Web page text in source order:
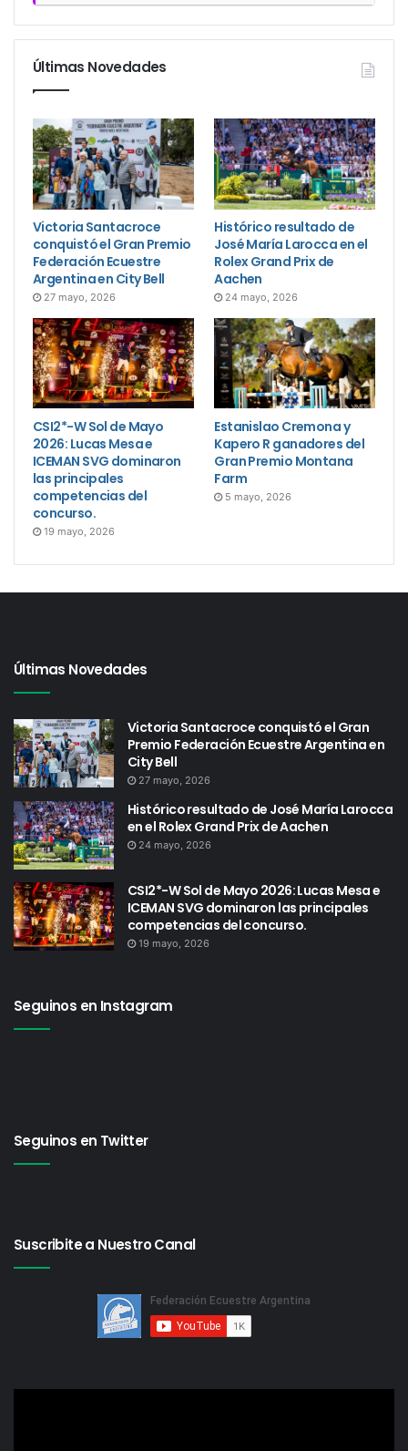
Últimas Novedades
Victoria Santacroce
conquistó el Gran Premio
Federación Ecuestre
Argentina en City Bell
27 mayo, 2026
Histórico resultado de
José María Larocca en el
Rolex Grand Prix de
Aachen
24 mayo, 2026
CSI2*-W Sol de Mayo
2026: Lucas Mesa e
ICEMAN SVG dominaron
las principales
competencias del
concurso.
19 mayo, 2026
Estanislao Cremona y
Kapero R ganadores del
Gran Premio Montana
Farm
5 mayo, 2026
Últimas Novedades
Victoria Santacroce conquistó el Gran
Premio Federación Ecuestre Argentina en
City Bell
27 mayo, 2026
Histórico resultado de José María Larocca
en el Rolex Grand Prix de Aachen
24 mayo, 2026
CSI2*-W Sol de Mayo 2026: Lucas Mesa e
ICEMAN SVG dominaron las principales
competencias del concurso.
19 mayo, 2026
Seguinos en Instagram
Seguinos en Twitter
Suscribite a Nuestro Canal